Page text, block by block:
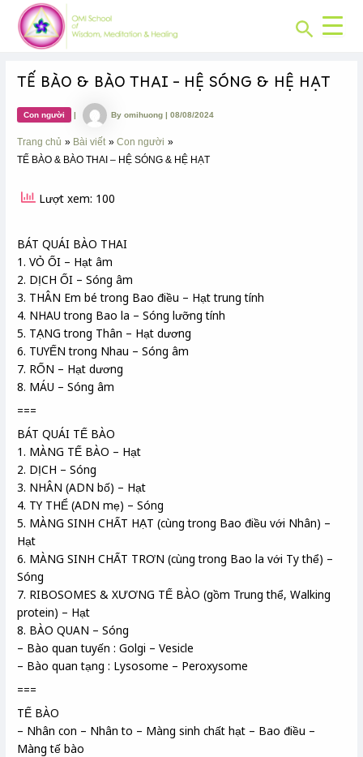
content
Search
TẾ BÀO & BÀO THAI – HỆ SÓNG & HỆ HẠT
Con người | Byomihuong|08/08/2024
Trang chủ Bài viết
Con người
TẾ BÀO & BÀO THAI – HỆ SÓNG & HỆ HẠT
Lượt xem: 100
BÁT QUÁI BÀO THAI
1. VỎ ỐI – Hạt âm
2. DỊCH ỐI – Sóng âm
3. THÂN Em bé trong Bao điều – Hạt trung tính
4. NHAU trong Bao la – Sóng lưỡng tính
5. TẠNG trong Thân – Hạt dương
6. TUYẾN trong Nhau – Sóng âm
7. RỐN – Hạt dương
8. MÁU – Sóng âm
===
BÁT QUÁI TẾ BÀO
1. MÀNG TẾ BÀO – Hạt
2. DỊCH – Sóng
3. NHÂN (ADN bố) – Hạt
4. TY THỂ (ADN mẹ) – Sóng
5. MÀNG SINH CHẤT HẠT (cùng trong Bao điều với Nhân) –
Hạt
6. MÀNG SINH CHẤT TRƠN (cùng trong Bao la với Ty thể) –
Sóng
7. RIBOSOMES & XƯƠNG TẾ BÀO (gồm Trung thể, Walking
protein) – Hạt
8. BÀO QUAN – Sóng
– Bào quan tuyến : Golgi – Vesicle
– Bào quan tạng : Lysosome – Peroxysome
===
TẾ BÀO
– Nhân con – Nhân to – Màng sinh chất hạt – Bao điều –
Màng tế bào
Post
navigation
CHUYÊN
MỤC: